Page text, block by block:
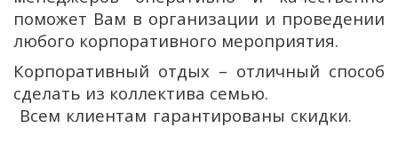
поможет Вам в организации и проведении
любого корпоративного мероприятия.
Корпоративный отдых – отличный способ
сделать из коллектива семью.
Всем клиентам гарантированы скидки.